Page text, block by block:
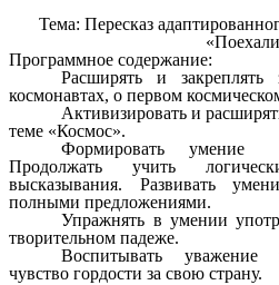
Тема: Пересказ
Программное содержание:
Расширять и
космонавтах, о первом
Активизировать и
теме «Космос».
Формировать умение
Продолжать учить
высказывания. Развивать
полными предложениями.
Упражнять в умении
творительном падеже.
Воспитывать уважение
чувство гордости за свою страну.